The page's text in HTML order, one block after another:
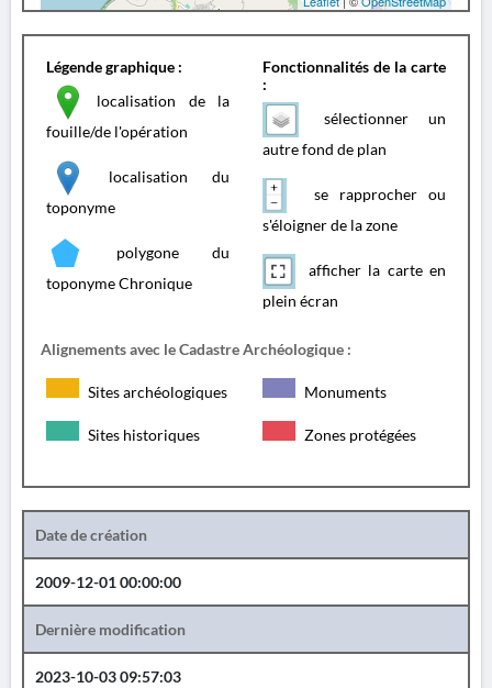
Légende graphique :
localisation de la
fouille/de l'opération
localisation du
toponyme
polygone du
toponyme Chronique
Fonctionnalités de la carte
:
sélectionner un
autre fond de plan
se rapprocher ou
s'éloigner de la zone
afficher la carte en
plein écran
Alignements avec le Cadastre Archéologique :
Sites archéologiques Monuments
Sites historiques Zones protégées
Date de création
2009-12-01 00:00:00
Dernière modification
2023-10-03 09:57:03